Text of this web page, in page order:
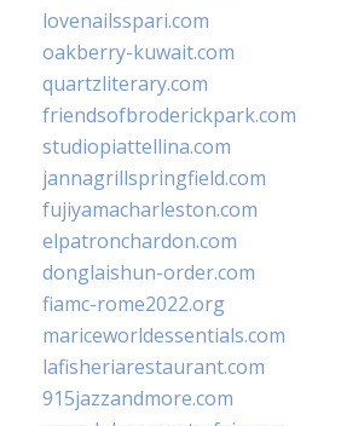
lovenailsspari.com
oakberry-kuwait.com
quartzliterary.com
friendsofbroderickpark.com
studiopiattellina.com
jannagrillspringfield.com
fujiyamacharleston.com
elpatronchardon.com
donglaishun-order.com
fiamc-rome2022.org
mariceworldessentials.com
lafisheriarestaurant.com
915jazzandmore.com